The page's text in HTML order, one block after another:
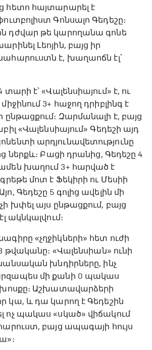
հետո հայտարարել է
Գոնսալո Գեդեշը։
դժվար թե կարողանա գոնե
Լեոյին, բայց իր
է, խաղաոճն էլ՝
է՝ «Վալենսիայում» է, ու
3+ հաջող դրիբլինգ է
ընթացքում։ Զարմանալի է, բայց
«Վալենսիայում» Գեդեշի այդ
արդյունավետությունը
ներքև։ Բացի դրանից, Գեդեշը 4
խաղում 3+ հարված է
մոտ է Ֆեկիրի ու Մեսիի
Գեդեշը 5 գոլից ավելին մի
խփել այս ընթացքում, բայց
ակնկալվում։
«չղջիկների» հետ ուժի
թվականը։ «Վալենսիան» ունի
խնդիրները, ինչ
մի քանի 0 պակաս
խոսքը։ Աշխատավարձերի
կա, և դա կարող է Գեդեշին
ոչ պակաս «սկած» վիճակում
բայց ապագայի հույս